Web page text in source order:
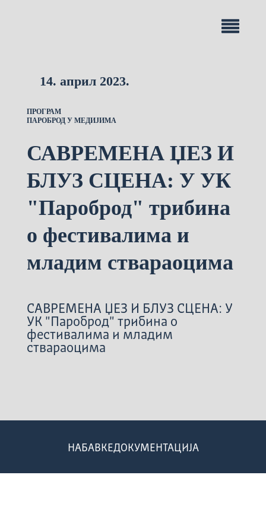
14. април 2023.
ПРОГРАМ
ПАРОБРОД У МЕДИЈИМА
САВРЕМЕНА ЏЕЗ И
БЛУЗ СЦЕНА: У УК
"Пароброд" трибина
о фестивалима и
младим ствараоцима
САВРЕМЕНА ЏЕЗ И БЛУЗ СЦЕНА: У
УК "Пароброд" трибина о
фестивалима и младим
ствараоцима
НАБАВКЕДОКУМЕНТАЦИЈА